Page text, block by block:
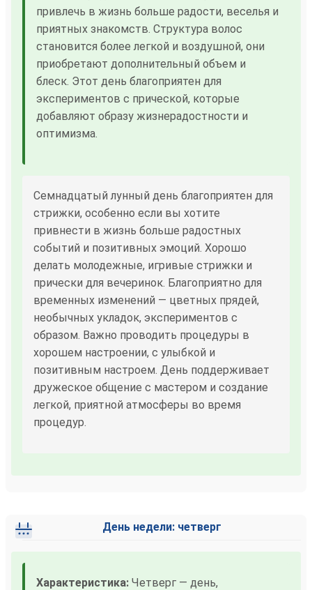
привлечь в жизнь больше радости, веселья и
приятных знакомств. Структура волос
становится более легкой и воздушной, они
приобретают дополнительный объем и
блеск. Этот день благоприятен для
экспериментов с прической, которые
добавляют образу жизнерадостности и
оптимизма.
Семнадцатый лунный день благоприятен для
стрижки, особенно если вы хотите
привнести в жизнь больше радостных
событий и позитивных эмоций. Хорошо
делать молодежные, игривые стрижки и
прически для вечеринок. Благоприятно для
временных изменений — цветных прядей,
необычных укладок, экспериментов с
образом. Важно проводить процедуры в
хорошем настроении, с улыбкой и
позитивным настроем. День поддерживает
дружеское общение с мастером и создание
легкой, приятной атмосферы во время
процедур.
День недели: четверг
Характеристика: Четверг — день,